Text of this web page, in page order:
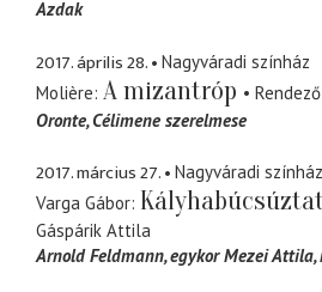
Azdak
2017. április 28.
Nagyváradi színház
Molière A mizantróp Rendező
Oronte Célimene szerelmese
2017. március 27.
Nagyváradi színház
Varga Gábor
Gáspárik Attila
Arnold Feldmann egykor Mezei Attila,